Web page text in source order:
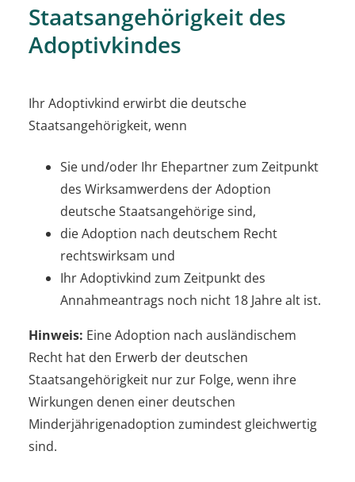
Staatsangehörigkeit des
Adoptivkindes
Ihr Adoptivkind erwirbt die deutsche
Staatsangehörigkeit, wenn
Sie und/oder Ihr Ehepartner zum Zeitpunkt
des Wirksamwerdens der Adoption
deutsche Staatsangehörige sind,
die Adoption nach deutschem Recht
rechtswirksam und
Ihr Adoptivkind zum Zeitpunkt des
Annahmeantrags noch nicht 18 Jahre alt ist.
Hinweis: Eine Adoption nach ausländischem
Recht hat den Erwerb der deutschen
Staatsangehörigkeit nur zur Folge, wenn ihre
Wirkungen denen einer deutschen
Minderjährigenadoption zumindest gleichwertig
sind.